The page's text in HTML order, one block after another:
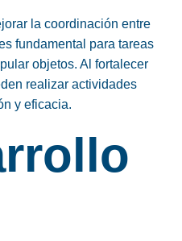
la coordinación entre
fundamental para tareas
objetos. Al fortalecer
realizar actividades
y eficacia.